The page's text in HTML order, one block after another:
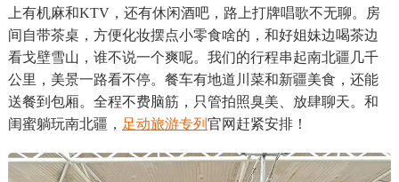
上有机麻和KTV，还有休闲酒吧，路上打牌唱歌不无聊。房
间自带茶桌，方便化妆摆点小零食啥的，和好姐妹边喝茶边
看戈壁雪山，谁不说一个爽呢。我们的行程串起南北疆几千
公里，美景一路看不停。餐车有地道川菜和新疆美食，还能
送餐到包厢。全程不费脑筋，只管拍照臭美、放肆聊天。和
闺蜜躺玩南北疆， 足动旅游专列 官网赶紧安排！